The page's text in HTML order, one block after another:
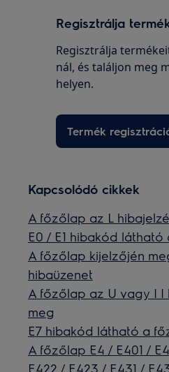
Regisztrálja
Regisztrálja
nál, és találjon meg
helyen.
Termék
Kapcsolódó cikkek
A főzőlap az L
E0 / E1 hibakód
A főzőlap kijelzőjén
hibaüzenet
A főzőlap az U vagy | |
meg
E7 hibakód látható a
A főzőlap E4 / E401 /
E422 / E423 / E431 /